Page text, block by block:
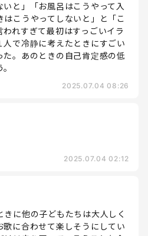
いと」「お風呂はこうやって入
こうやってしないと」と「こ
れすぎて最初はすっごいイラ
人で冷静に考えたときにすごい
。あのときの自己肯定感の低
2025.07.04 08:26
2025.07.04 02:12
に他の子どもたちは大人しく
歌に合わせて楽しそうにしてい